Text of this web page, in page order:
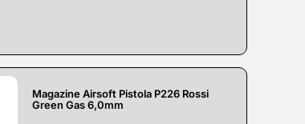
Magazine Airsoft Pistola P226 Rossi
Green Gas 6,0mm